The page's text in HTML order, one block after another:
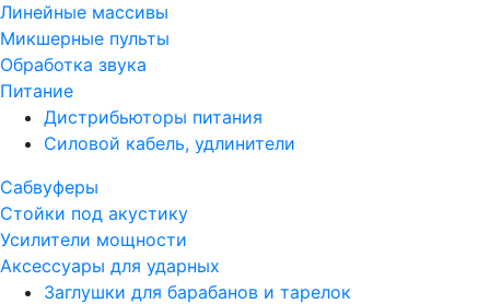
Линейные массивы
Микшерные пульты
Обработка звука
Питание
Дистрибьюторы питания
Силовой кабель, удлинители
Сабвуферы
Стойки под акустику
Усилители мощности
Аксессуары для ударных
Заглушки для барабанов и тарелок